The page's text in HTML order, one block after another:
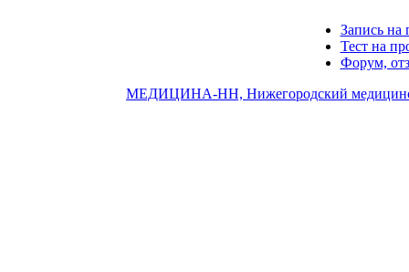
Запись на
Тест на
Форум,
МЕДИЦИНА-НН, Нижегородский